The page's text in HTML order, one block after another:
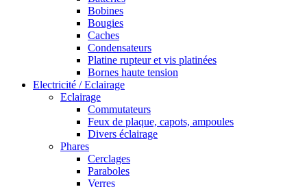
Bobines
Bougies
Caches
Condensateurs
Platine rupteur et vis platinées
Bornes haute tension
Electricité / Eclairage
Eclairage
Commutateurs
Feux de plaque, capots, ampoules
Divers éclairage
Phares
Cerclages
Paraboles
Verres